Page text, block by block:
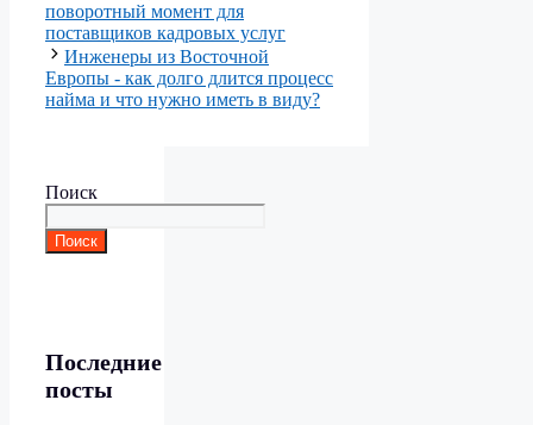
поворотный момент для
поставщиков кадровых услуг
Инженеры из Восточной
Европы - как долго длится процесс
найма и что нужно иметь в виду?
Поиск
Поиск
Последние
посты